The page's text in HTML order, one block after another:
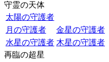
守霊の天体
太陽の守護者
月の守護者
金星の守護者
水星の守護者 木星の守護者
再臨の超星